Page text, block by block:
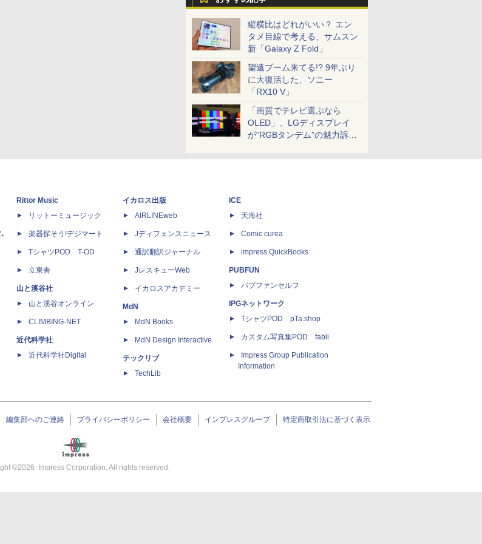
縦横比はどれがいい？ エン
タメ目線で考える、サムスン
新「Galaxy Z Fold」
望遠ブーム来てる!? 9年ぶり
に大復活した、ソニー
「RX10 V」
「画質でテレビ選ぶなら
OLED」、LGディスプレイ
が“RGBタンデム”の魅力訴
Rittor Music
リットーミュージック
楽器探そう!デジマート
TシャツPOD T-OD
立東舎
山と溪谷社
山と溪谷オンライン
CLIMBING-NET
近代科学社
近代科学社Digital
イカロス出版
AIRLINEweb
Jディフェンスニュース
通訳翻訳ジャーナル
JレスキューWeb
イカロスアカデミー
MdN
MdN Books
MdN Design Interactive
テックリブ
TechLib
ICE
天海社
Comic curea
impress QuickBooks
PUBFUN
パブファンセルフ
IPGネットワーク
TシャツPOD pTa.shop
カスタム写真集POD fabli
Impress Group Publication
Information
編集部へのご連絡 プライバシーポリシー 会社概要 インプレスグループ 特定商取引法に基づく表示
©2026 Impress Corporation. All rights reserved.